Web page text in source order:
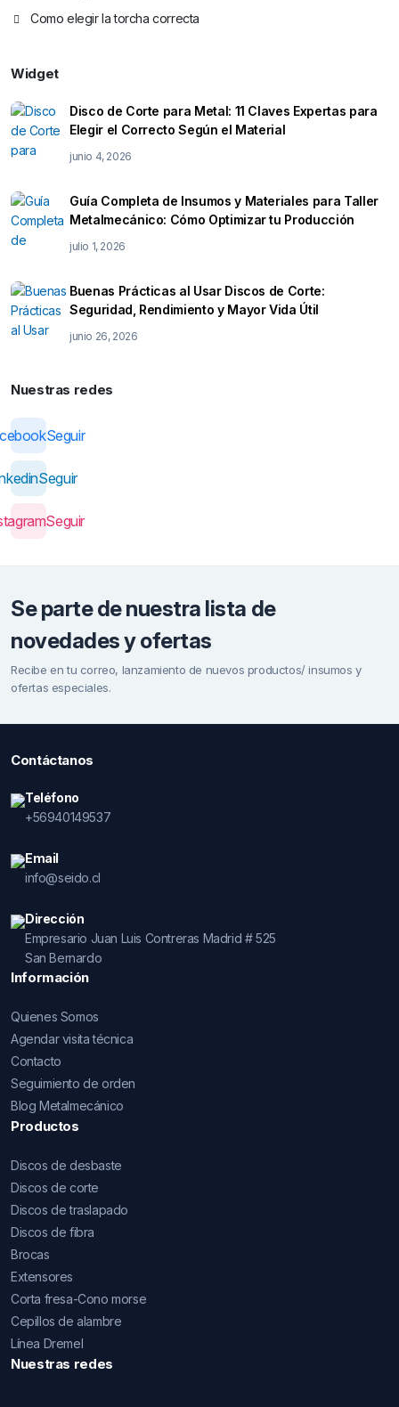
Como elegir la torcha correcta
Widget
Disco de Corte para Metal: 11 Claves Expertas para
Elegir el Correcto Según el Material
junio 4, 2026
Guía Completa de Insumos y Materiales para Taller
Metalmecánico: Cómo Optimizar tu Producción
julio 1, 2026
Buenas Prácticas al Usar Discos de Corte:
Seguridad, Rendimiento y Mayor Vida Útil
junio 26, 2026
Nuestras redes
Seguir
Seguir
Seguir
Se parte de nuestra lista de
novedades y ofertas
Recibe en tu correo, lanzamiento de nuevos productos/ insumos y
ofertas especiales.
Contáctanos
Teléfono
+56940149537
Email
info@seido.cl
Dirección
Empresario Juan Luis Contreras Madrid # 525
San Bernardo
Información
Quienes Somos
Agendar visita técnica
Contacto
Seguimiento de orden
Blog Metalmecánico
Productos
Discos de desbaste
Discos de corte
Discos de traslapado
Discos de fibra
Brocas
Extensores
Corta fresa-Cono morse
Cepillos de alambre
Línea Dremel
Nuestras redes